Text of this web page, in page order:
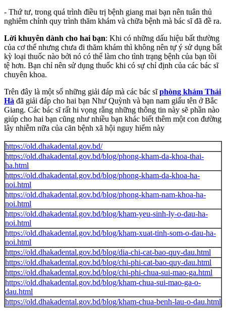
- Thứ tư, trong quá trình điều trị bệnh giang mai bạn nên tuân thủ
nghiêm chỉnh quy trình thăm khám và chữa bệnh mà bác sĩ đã đề ra.
Lời khuyên dành cho hai bạn: Khi có những dấu hiệu bất thường
của cơ thể nhưng chưa đi thăm khám thì không nên tự ý sử dụng bất
kỳ loại thuốc nào bởi nó có thể làm cho tình trạng bệnh của bạn tồi
tệ hơn. Bạn chỉ nên sử dụng thuốc khi có sự chỉ định của các bác sĩ
chuyên khoa.
Trên đây là một số những giải đáp mà các bác sĩphòng khám Thái
Hà đã giải đáp cho hai bạn Như Quỳnh và bạn nam giấu tên ở Bắc
Giang. Các bác sĩ rất hi vọng rằng những thông tin này sẽ phần nào
giúp cho hai bạn cũng như nhiều bạn khác biết thêm một con đường
lây nhiễm nữa của căn bệnh xã hội nguy hiểm này
https://old.dhakadental.gov.bd/
https://old.dhakadental.gov.bd/blog/phong-kham-da-khoa-thai-
ha.html
https://old.dhakadental.gov.bd/blog/phong-kham-da-khoa-ha-
noi.html
https://old.dhakadental.gov.bd/blog/phong-kham-nam-khoa-ha-
noi.html
https://old.dhakadental.gov.bd/blog/kham-yeu-sinh-ly-o-dau-ha-
noi.html
https://old.dhakadental.gov.bd/blog/kham-xuat-tinh-som-o-dau-ha-
noi.html
https://old.dhakadental.gov.bd/blog/dia-chi-cat-bao-quy-dau.html
https://old.dhakadental.gov.bd/blog/chi-phi-cat-bao-quy-dau.html
https://old.dhakadental.gov.bd/blog/chi-phi-chua-sui-mao-ga.html
https://old.dhakadental.gov.bd/blog/kham-chua-sui-mao-ga-o-
dau.html
https://old.dhakadental.gov.bd/blog/kham-chua-benh-lau-o-dau.html